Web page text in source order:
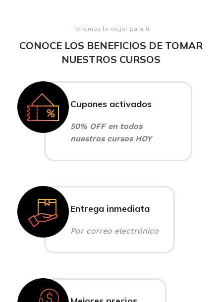
Tenemos lo mejor para ti
CONOCE LOS BENEFICIOS DE TOMAR
NUESTROS CURSOS
Cupones activados
50% OFF en todos
nuestros cursos HOY
Entrega inmediata
Por correo electrónico